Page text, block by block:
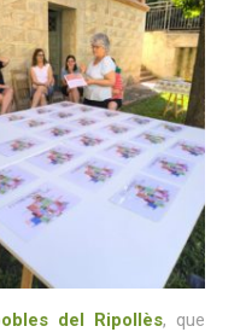
del Ripollès, que